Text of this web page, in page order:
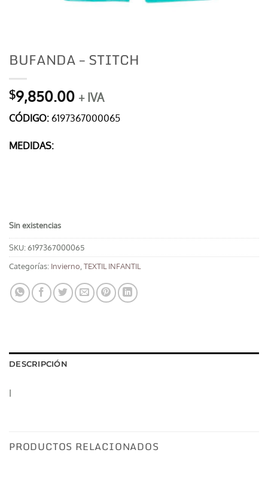
BUFANDA – STITCH
$9,850.00 + IVA
CÓDIGO: 6197367000065
MEDIDAS:
Sin existencias
SKU:6197367000065
Categorías: Invierno TEXTIL INFANTIL
DESCRIPCIÓN
I
PRODUCTOS RELACIONADOS